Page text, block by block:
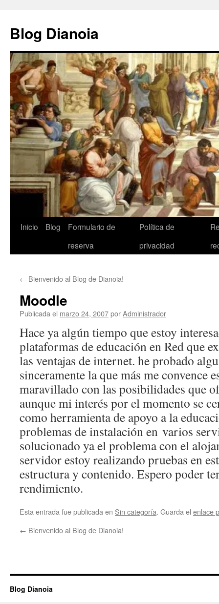
contenido
Blog Dianoia
Inicio Blog
Formulario de
reserva
Política de
privacidad
← Bienvenido al Blog de Dianoia!
Moodle
Publicada el marzo 24, 2007porAdministrador
Hace ya algún tiempo que estoy
plataformas de educación en Red que
las ventajas de internet. he probado
sinceramente la que más me convence
maravillado con las posibilidades que
aunque mi interés por el momento se
como herramienta de apoyo a la
problemas de instalación en varios
solucionado ya el problema con el
servidor estoy realizando pruebas en
estructura y contenido. Espero poder
rendimiento.
Esta entrada fue publicada en Sin categoría. Guarda el enlace
← Bienvenido al Blog de Dianoia!
Blog Dianoia